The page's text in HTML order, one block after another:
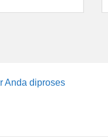
Anda diproses